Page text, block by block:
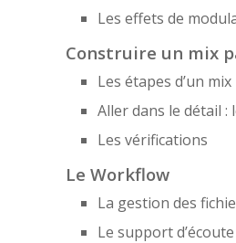
Les effets de
Construire un mix
Les étapes d’un mix
Aller dans le détail :
Les vérifications
Le Workflow
La gestion des
Le support